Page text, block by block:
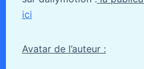
ici
Avatar de l’auteur :